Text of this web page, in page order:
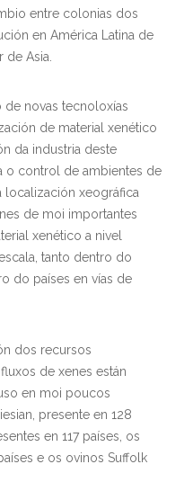
entre colonias dos
en América Latina de
Asia.
novas tecnoloxías
de material xenético
da industria deste
o control de ambientes de
xeográfica
de moi importantes
xenético a nivel
tanto dentro do
do países en vías de
dos recursos
de xenes están
en moi poucos
presente en 128
en 117 países, os
e os ovinos Suffolk